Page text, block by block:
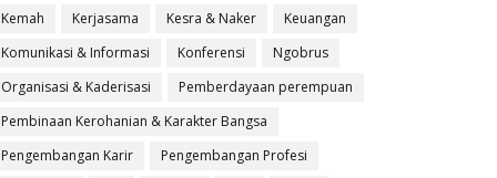
Kemah
Kerjasama Kesra & Naker
Keuangan
Komunikasi & Informasi
Konferensi
Ngobrus
Organisasi & Kaderisasi
Pemberdayaan perempuan
Pembinaan Kerohanian & Karakter Bangsa
Pengembangan Karir
Pengembangan Profesi